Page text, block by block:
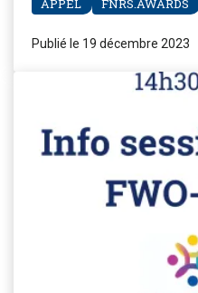
APPEL FNRS.AWARDS
Publié le 19 décembre 2023